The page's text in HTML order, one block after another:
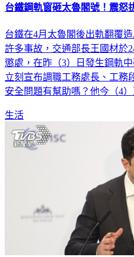
台鐵鋼軌窗砸太魯閣號！震
台鐵在4月太魯閣後出軌翻覆
許多事故，交通部長王國材於
懲處，在昨（3）日發生鋼軌
立刻宣布調職工務處長、工務
安全問題有幫助嗎？他今（4
生活